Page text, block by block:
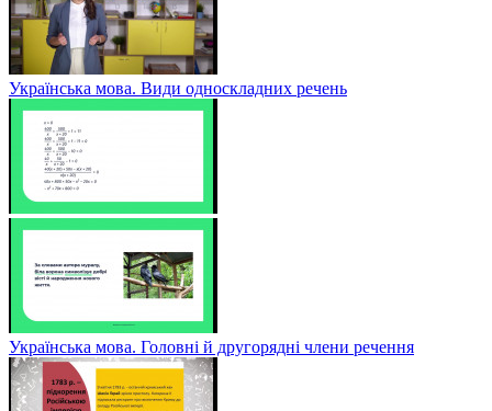
Українська мова. Види односкладних речень
Українська мова. Головні й другорядні члени речення